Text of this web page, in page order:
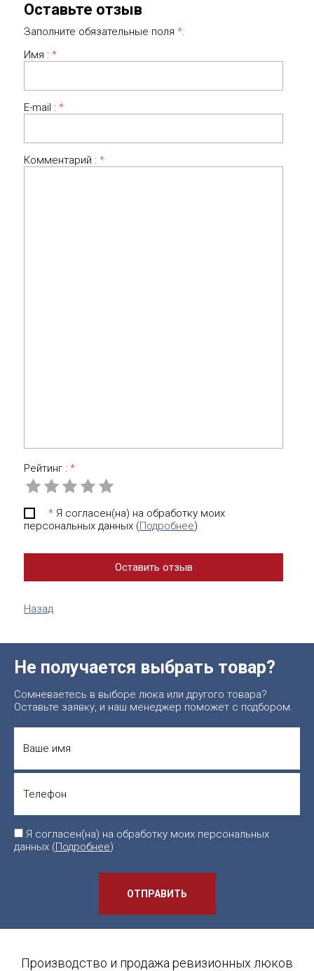
Оставьте отзыв
Заполните обязательные поля *.
Имя : *
E-mail : *
Комментарий : *
Рейтинг : *
* Я согласен(на) на обработку моих
персональных данных (Подробнее)
Назад
Не получается выбрать товар?
Сомневаетесь в выборе люка или другого товара?
Оставьте заявку, и наш менеджер поможет с подбором.
Я согласен(на) на обработку моих персональных
данных (Подробнее)
ОТПРАВИТЬ
Производство и продажа ревизионных люков